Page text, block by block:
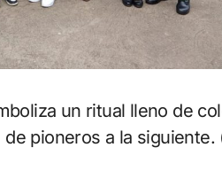
un ritual lleno de
pioneros a la siguiente.